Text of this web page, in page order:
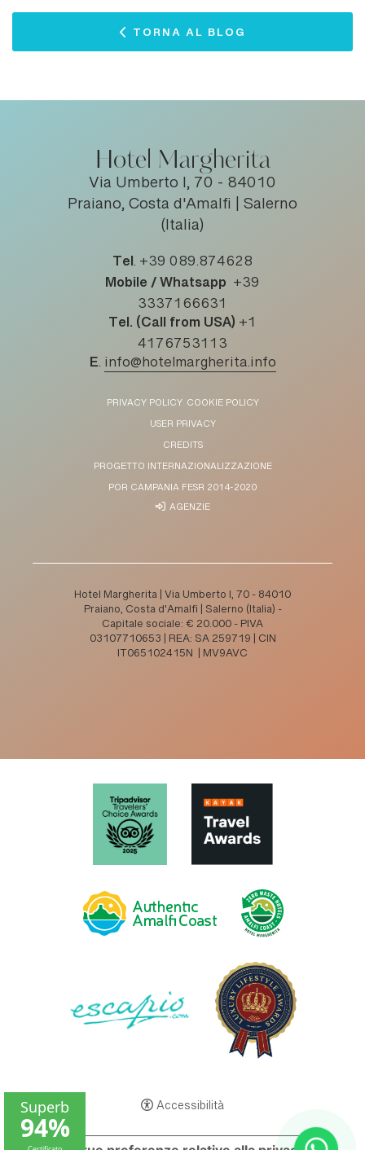
TORNA AL BLOG
Hotel Margherita
Via Umberto I, 70 - 84010
Praiano, Costa d'Amalfi | Salerno
(Italia)
Tel. +39 089.874628
Mobile / Whatsapp +39
3337166631
Tel. (Call from USA) +1
4176753113
E. info@hotelmargherita.info
PRIVACY POLICY COOKIE POLICY
USER PRIVACY
CREDITS
PROGETTO INTERNAZIONALIZZAZIONE
POR CAMPANIA FESR 2014-2020
AGENZIE
Hotel Margherita | Via Umberto I, 70 - 84010
Praiano, Costa d'Amalfi | Salerno (Italia) -
Capitale sociale: € 20.000 - PIVA
03107710653 | REA: SA 259719 | CIN
IT065102415N | MV9AVC
Accessibilità